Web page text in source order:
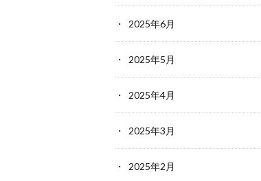
2025年6月
2025年5月
2025年4月
2025年3月
2025年2月